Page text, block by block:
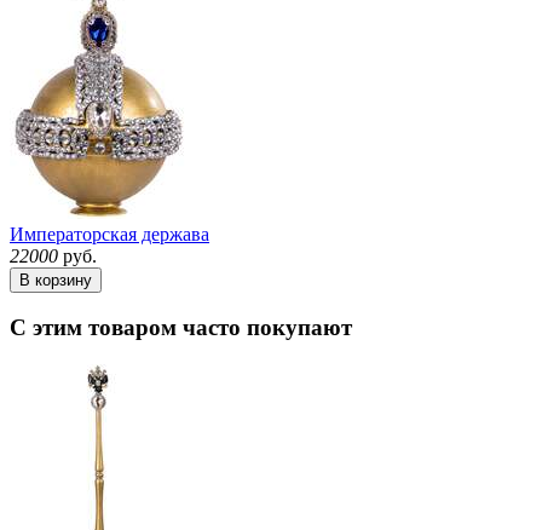
Императорская держава
22000 руб.
В корзину
С этим товаром часто покупают